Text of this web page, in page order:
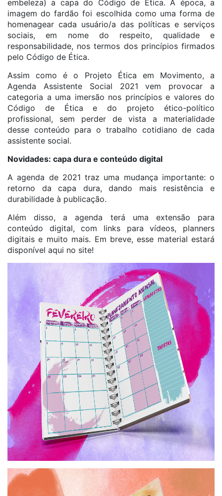
embeleza) a capa do Código de Ética. À época, a
imagem do fardão foi escolhida como uma forma de
homenagear cada usuário/a das políticas e serviços
sociais, em nome do respeito, qualidade e
responsabilidade, nos termos dos princípios firmados
pelo Código de Ética.
Assim como é o Projeto Ética em Movimento, a
Agenda Assistente Social 2021 vem provocar a
categoria a uma imersão nos princípios e valores do
Código de Ética e do projeto ético-político
profissional, sem perder de vista a materialidade
desse conteúdo para o trabalho cotidiano de cada
assistente social.
Novidades: capa dura e conteúdo digital
A agenda de 2021 traz uma mudança importante: o
retorno da capa dura, dando mais resistência e
durabilidade à publicação.
Além disso, a agenda terá uma extensão para
conteúdo digital, com links para vídeos, planners
digitais e muito mais. Em breve, esse material estará
disponível aqui no site!